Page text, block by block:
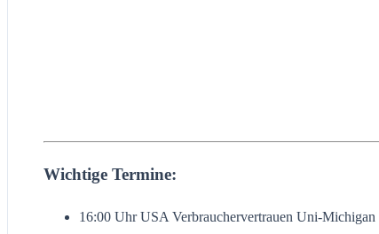
Wichtige Termine:
16:00 Uhr USA Verbrauchervertrauen Uni-Michigan